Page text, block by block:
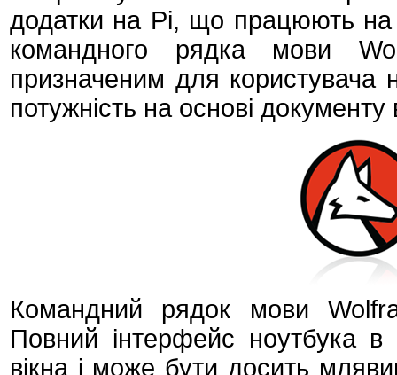
додатки на Pi, що працюють
командного рядка мови
призначеним для користувача
потужність на основі
Командний рядок мови
Повний інтерфейс ноутбука
вікна і може бути досить